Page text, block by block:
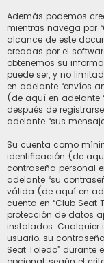
Además podemos
mientras navega por
alcance de este
creadas por el
obtenemos su
puede ser, y no
en adelante “envíos
(de aquí en adelante
después de
adelante “sus
Su cuenta como
identificación (de
contraseña personal
adelante “su
válida (de aquí en
cuenta en “Club Seat
protección de datos
instalados. Cualquier
usuario, su
Seat Toledo” durante